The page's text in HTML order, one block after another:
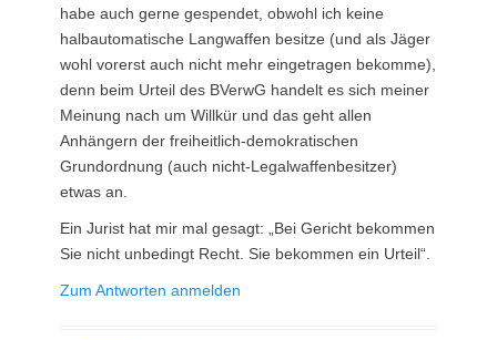
habe auch gerne gespendet, obwohl ich keine
halbautomatische Langwaffen besitze (und als Jäger
wohl vorerst auch nicht mehr eingetragen bekomme),
denn beim Urteil des BVerwG handelt es sich meiner
Meinung nach um Willkür und das geht allen
Anhängern der freiheitlich-demokratischen
Grundordnung (auch nicht-Legalwaffenbesitzer)
etwas an.
Ein Jurist hat mir mal gesagt: „Bei Gericht bekommen
Sie nicht unbedingt Recht. Sie bekommen ein Urteil“.
Zum Antworten anmelden